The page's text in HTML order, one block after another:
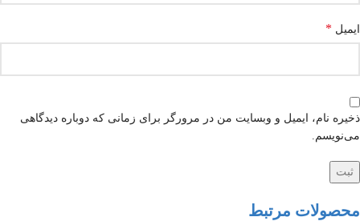
ایمیل *
ذخیره نام، ایمیل و وبسایت من در مرورگر برای زمانی که دوباره دیدگاهی
می‌نویسم.
محصولات مرتبط